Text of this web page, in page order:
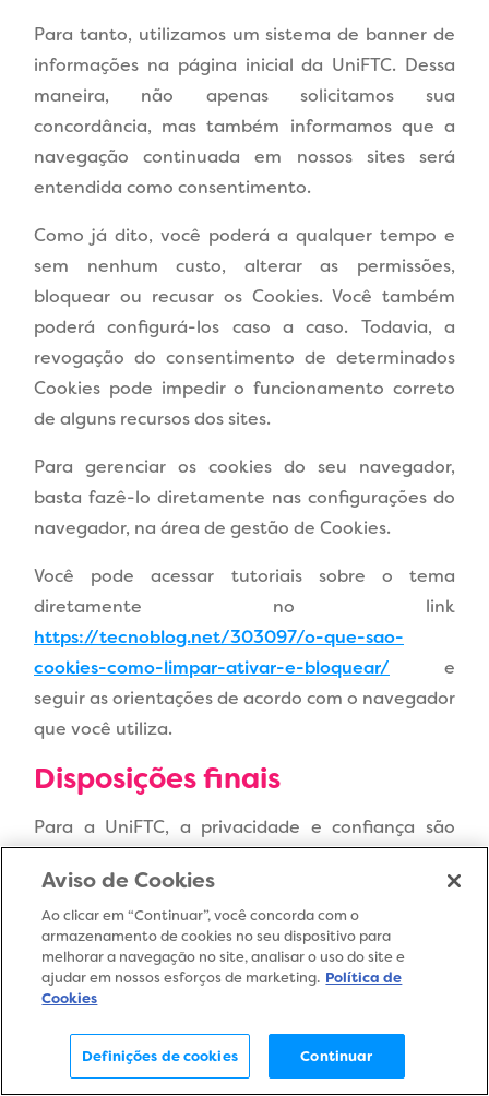
Para tanto, utilizamos um sistema de banner de
informações na página inicial da UniFTC. Dessa
maneira, não apenas solicitamos sua
concordância, mas também informamos que a
navegação continuada em nossos sites será
entendida como consentimento.
Como já dito, você poderá a qualquer tempo e
sem nenhum custo, alterar as permissões,
bloquear ou recusar os Cookies. Você também
poderá configurá-los caso a caso. Todavia, a
revogação do consentimento de determinados
Cookies pode impedir o funcionamento correto
de alguns recursos dos sites.
Para gerenciar os cookies do seu navegador,
basta fazê-lo diretamente nas configurações do
navegador, na área de gestão de Cookies.
Você pode acessar tutoriais sobre o tema
diretamente no link
https://tecnoblog.net/303097/o-que-sao-
cookies-como-limpar-ativar-e-bloquear/ e
seguir as orientações de acordo com o navegador
que você utiliza.
Disposições finais
Para a UniFTC, a privacidade e confiança são
Estamos sempre nos atualizando para manter os
mais altos padrões de segurança.
Assim, reservamo-nos o direito de alterar esta
Política de Cookies a qualquer tempo. As
publicação e você será avisado. Esta Política de
Cookies foi atualizada pela última vez:
Aviso de Cookies
Ao clicar em “Continuar”, você concorda com o
armazenamento de cookies no seu dispositivo para
melhorar a navegação no site, analisar o uso do site e
ajudar em nossos esforços de marketing. Política de
Cookies
Definições de cookies Continuar